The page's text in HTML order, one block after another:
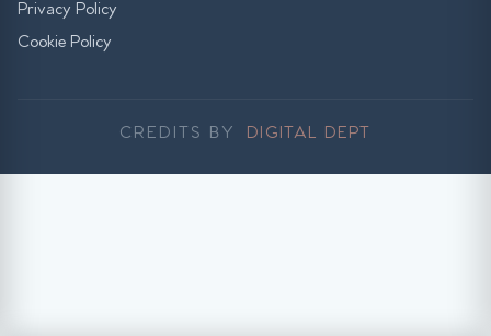
Privacy Policy
Cookie Policy
CREDITS BY DIGITAL DEPT